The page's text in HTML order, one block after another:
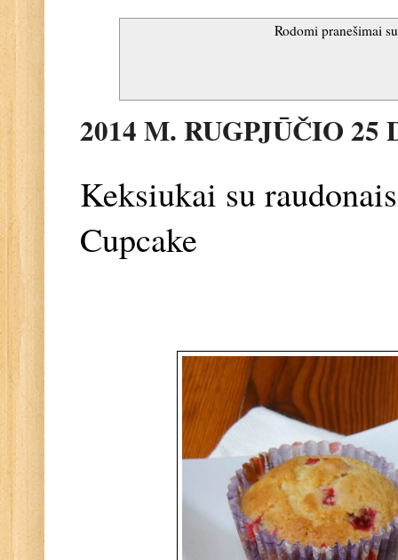
Rodomi pranešimai
2014 M. RUGPJŪČIO
Keksiukai su
Cupcake